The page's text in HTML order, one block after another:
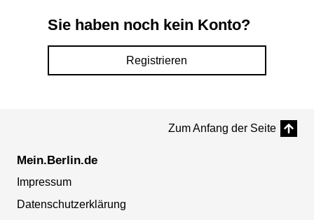
Sie haben noch kein Konto?
Registrieren
Zum Anfang der Seite
Mein.Berlin.de
Impressum
Datenschutzerklärung